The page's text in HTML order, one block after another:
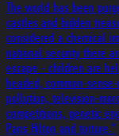
The world has been
castles and hidden
considered a chemical
national security there
escape - children are
headed, common-
pollution, television-
competitions, genetic
Paris Hilton and torture."